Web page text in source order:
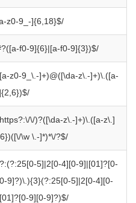
z0-9_-]{6,18}$/
f0-9]{6}|[a-f0-9]{3})$/
z0-9_\.-]+)@([\da-z\.-]+)\.([a-
\/)?([\da-z\.-]+)\.([a-z\.]
\w \.-]*)*\/?$/
5]|2[0-4][0-9]|[01]?[0-
9]?)\.){3}(?:25[0-5]|2[0-4][0-
9][0-9]?)$/